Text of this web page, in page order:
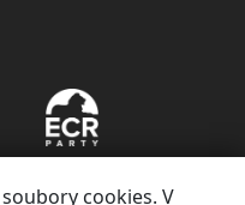
cookies. V